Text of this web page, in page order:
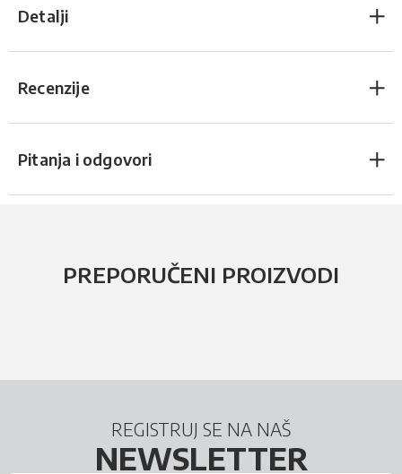
Detalji
Recenzije
Pitanja i odgovori
PREPORUČENI PROIZVODI
REGISTRUJ SE NA NAŠ
NEWSLETTER